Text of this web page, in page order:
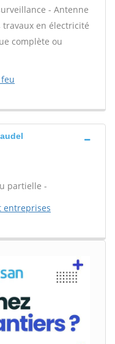
- Antenne
travaux en électricité
complète ou
partielle -
entreprises